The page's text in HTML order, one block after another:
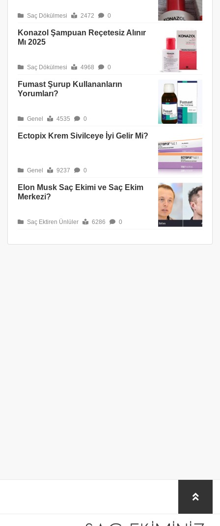
Saç Dökülmesi 2472 0
Konazol Şampuan Reçetesiz Alınır
Mı 2025
Saç Dökülmesi 4968 0
Fumast Şurup Kullananların
Yorumları?
Genel 4535 0
Ectopix Krem Sivilceye İyi Gelir Mi?
Genel 9237 0
Elon Musk Saç Ekimi ve Saç Ekim
Merkezi?
Saç Ektiren Ünlüler 6286 0